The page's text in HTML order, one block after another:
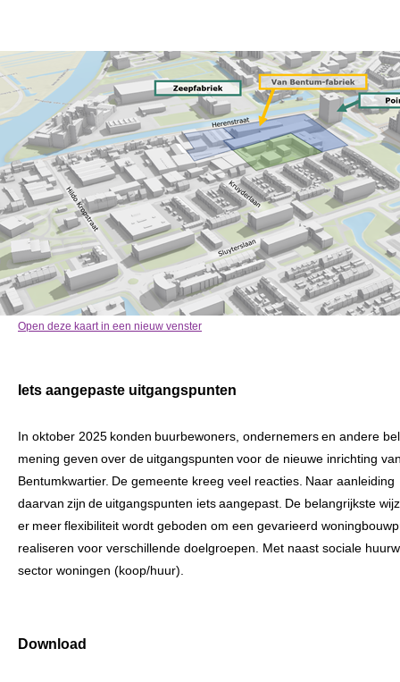
Open deze kaart in een nieuw venster
Iets aangepaste uitgangspunten
In oktober 2025 konden buurbewoners, ondernemers en andere
mening geven over de uitgangspunten voor de nieuwe inrichting
Bentumkwartier. De gemeente kreeg veel reacties. Naar aanleiding
daarvan zijn de uitgangspunten iets aangepast. De belangrijkste
er meer flexibiliteit wordt geboden om een gevarieerd
realiseren voor verschillende doelgroepen. Met naast sociale
sector woningen (koop/huur).
Download